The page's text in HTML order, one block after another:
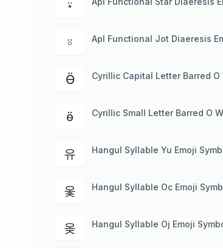
⍣
⍤ Apl Functional Jot Diaeresis
Ӫ Cyrillic Capital Letter Barred
ӫ Cyrillic Small Letter Barred O
유 Hangul Syllable Yu Emoji
옻 Hangul Syllable Oc Emoji
옺 Hangul Syllable Oj Emoji